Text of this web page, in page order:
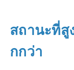
สถานะที่
กกว่า